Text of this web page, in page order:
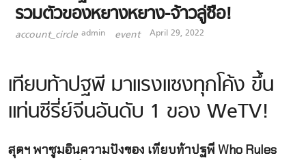
รวมตัวของหยางหยาง-จ้าวลู่ซือ!
account_circle admin event April 29, 2022
เทียบท้าปฐพี มาแรงแซงทุกโค้ง ขึ้น
แท่นซีรี่ย์จีนอันดับ 1 ของ WeTV!
สุดฯ พาซูมอินความปังของ เทียบท้าปฐพี Who Rules